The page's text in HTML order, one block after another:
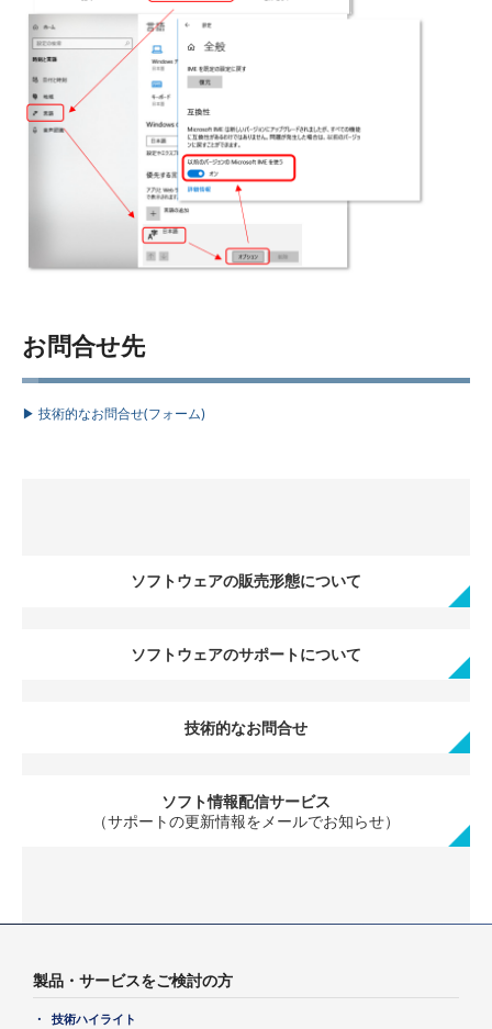
お問合せ先
▶ 技術的なお問合せ(フォーム)
ソフトウェアの販売形態について
ソフトウェアのサポートについて
技術的なお問合せ
ソフト情報配信サービス
（サポートの更新情報をメールでお知らせ）
製品・サービスをご検討の方
技術ハイライト